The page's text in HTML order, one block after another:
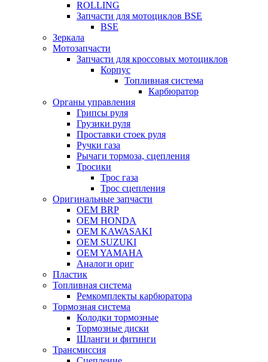
ROLLING
Запчасти для мотоциклов BSE
BSE
Зеркала
Мотозапчасти
Запчасти для кроссовых мотоциклов
Корпус
Топливная система
Карбюратор
Органы управления
Грипсы руля
Грузики руля
Проставки стоек руля
Ручки газа
Рычаги тормоза, сцепления
Тросики
Трос газа
Трос сцепления
Оригинальные запчасти
OEM BRP
OEM HONDA
OEM KAWASAKI
OEM SUZUKI
OEM YAMAHA
Аналоги ориг
Пластик
Топливная система
Ремкомплекты карбюратора
Тормозная система
Колодки тормозные
Тормозные диски
Шланги и фитинги
Трансмиссия